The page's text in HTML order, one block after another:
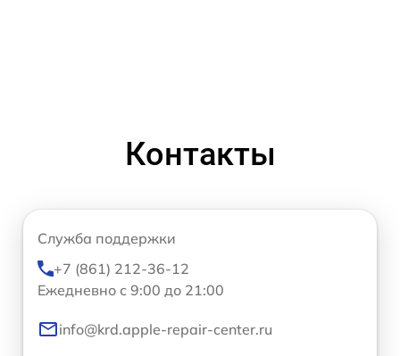
Контакты
Служба поддержки
+7 (861) 212-36-12
Ежедневно с 9:00 до 21:00
info@krd.apple-repair-center.ru